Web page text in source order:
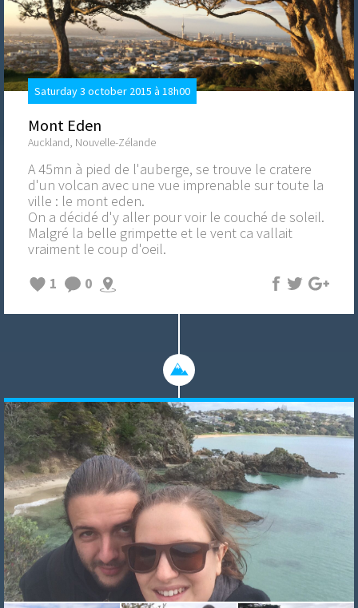
Saturday 3 october 2015 à 18h00
Mont Eden
Auckland, Nouvelle-Zélande
A 45mn à pied de l'auberge, se trouve le cratere
d'un volcan avec une vue imprenable sur toute la
ville : le mont eden.
On a décidé d'y aller pour voir le couché de soleil.
Malgré la belle grimpette et le vent ca vallait
vraiment le coup d'oeil.
1
0